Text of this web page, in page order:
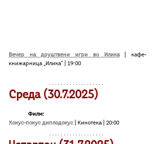
Вечер на друштвени игри во Илика
| кафе-
книжарница „Илика“ | 19:00
Среда (30.7.2025)
	Филм:
Хокус-покус диплодокус
| Кинотека | 20:00